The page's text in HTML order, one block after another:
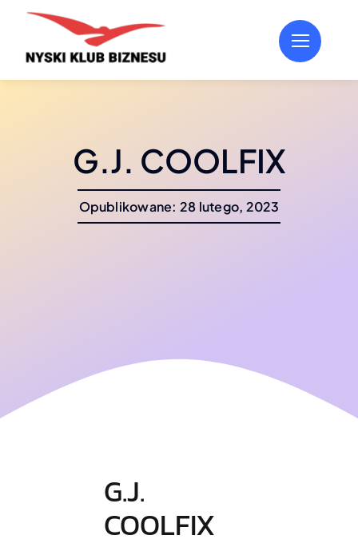
Przejdź
zawartości
G.J. COOLFIX
Opublikowane: 28 lutego, 2023
G.J.
COOLFIX